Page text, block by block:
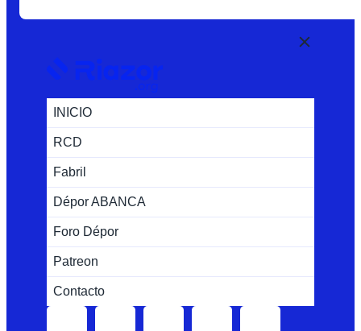
INICIO
RCD
Fabril
Dépor ABANCA
Foro Dépor
Patreon
Contacto